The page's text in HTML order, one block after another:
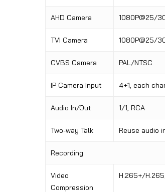
AHD Camera 1080P@25/
TVI Camera 1080P@25/
CVBS Camera PAL/NTSC
IP Camera Input 4+1, each
Audio In/Out 1/1, RCA
Two-way Talk Reuse audio
Recording
Video
Compression
H.265+/